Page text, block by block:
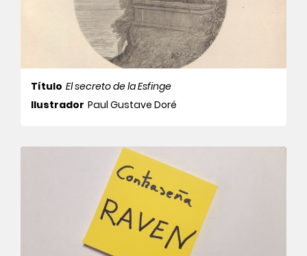
Título El secreto de la Esfinge
Ilustrador Paul Gustave Doré